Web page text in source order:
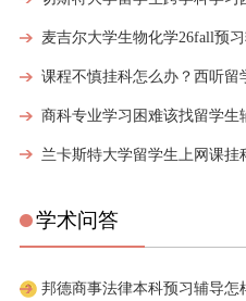
麦吉尔大学生物化学26fall预
商科专业学习困难该找留学生
兰卡斯特大学留学生上网课挂
学术问答
邦德商事法律本科预习辅导怎